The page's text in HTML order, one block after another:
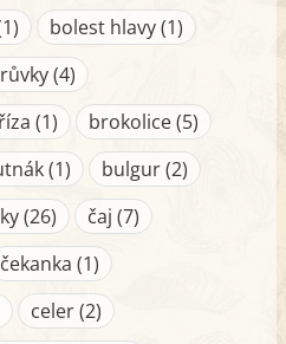
bolest hlavy (1)
(4)
(1)
brokolice (5)
(1)
bulgur (2)
(26)
čaj (7)
čekanka (1)
celer (2)